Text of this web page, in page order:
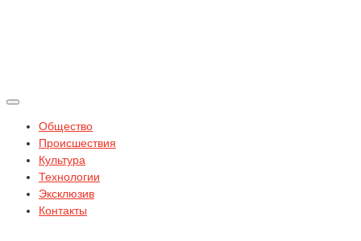
Общество
Происшествия
Культура
Технологии
Эксклюзив
Контакты